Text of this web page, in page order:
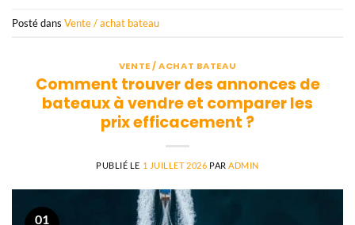
Posté dans Vente / achat bateau
VENTE / ACHAT BATEAU
Comment trouver des annonces de
bateaux à vendre et comparer les
prix efficacement ?
PUBLIÉ LE 1 JUILLET 2026 PARADMIN
01